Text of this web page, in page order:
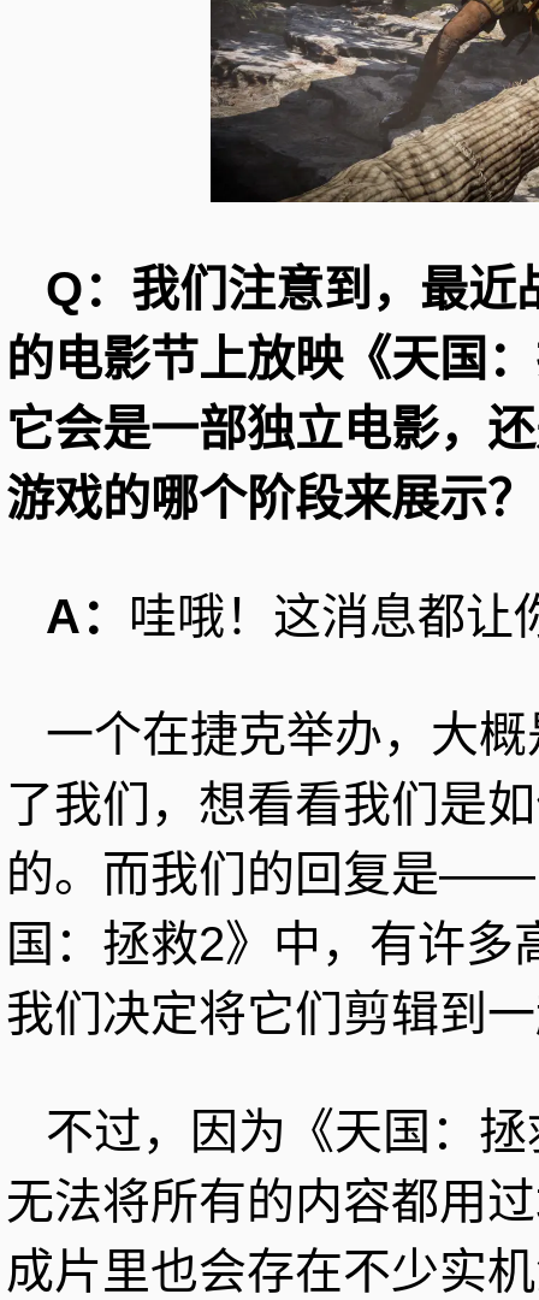
Q：我们注意到，最近
的电影节上放映《天国
它会是一部独立电影，
游戏的哪个阶段来展示？
A： 哇哦！这消息都让
一个在捷克举办，大
了我们，想看看我们是
的。而我们的回复是——
国：拯救2》中，有许
我们决定将它们剪辑到
不过，因为《天国：
无法将所有的内容都用
成片里也会存在不少实